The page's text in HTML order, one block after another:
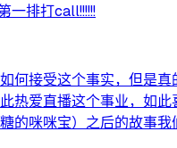
一排打call!!!!!!
接受这个事实，但是
爱直播这个事业，如
咪咪宝）之后的故事